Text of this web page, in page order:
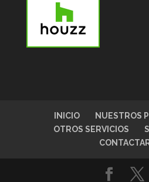
INICIO
NUESTROS
OTROS SERVICIOS